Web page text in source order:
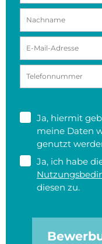
Ja, hiermit
meine Daten
genutzt
Ja, ich habe
diesen zu.